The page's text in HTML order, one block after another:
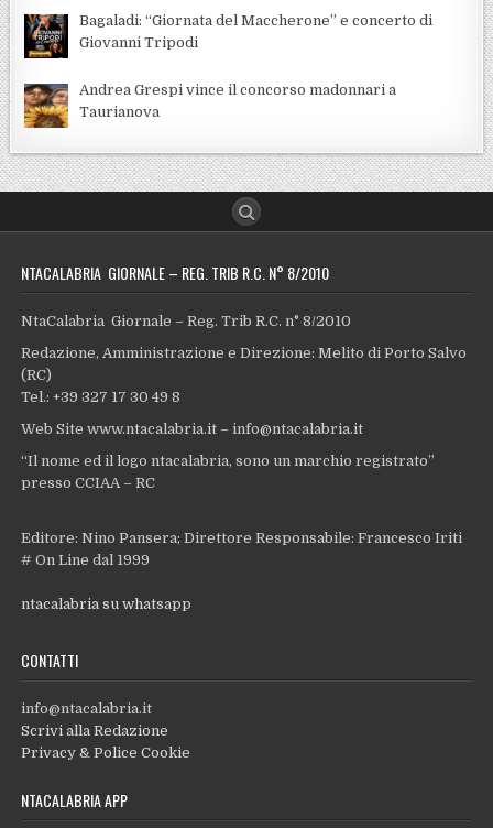
Bagaladi: “Giornata del Maccherone” e concerto di
Giovanni Tripodi
Andrea Grespi vince il concorso madonnari a
Taurianova
NTACALABRIA GIORNALE – REG. TRIB R.C. N° 8/2010
NtaCalabria Giornale – Reg. Trib R.C. n° 8/2010
Redazione, Amministrazione e Direzione: Melito di Porto Salvo
(RC)
Tel.: +39 327 17 30 49 8
Web Site www.ntacalabria.it – info@ntacalabria.it
“Il nome ed il logo ntacalabria, sono un marchio registrato”
presso CCIAA – RC
Editore: Nino Pansera; Direttore Responsabile: Francesco Iriti
# On Line dal 1999
ntacalabria su whatsapp
CONTATTI
info@ntacalabria.it
Scrivi alla Redazione
Privacy & Police Cookie
NTACALABRIA APP